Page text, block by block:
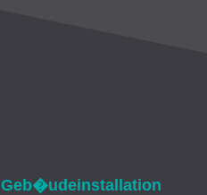
Geb�udeinstallation